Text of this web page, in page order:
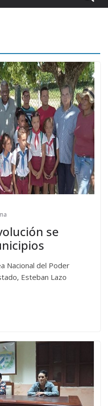
se
Nacional del Poder
Esteban Lazo